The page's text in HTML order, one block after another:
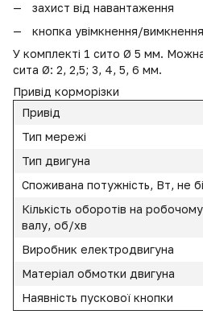
захист від навантаження
кнопка увімкнення/вимкнення
У комплекті 1 сито Ø 5 мм.
сита Ø: 2, 2,5; 3, 4, 5, 6 мм.
Привід корморізки
Привід
Тип мережі
Тип двигуна
Споживана потужність, Вт, не
Кількість оборотів на робочому
валу, об/хв
Виробник електродвигуна
Матеріал обмотки двигуна
Наявність пускової кнопки